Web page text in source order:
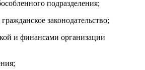
подразделения;
законодательство;
и финансами организации